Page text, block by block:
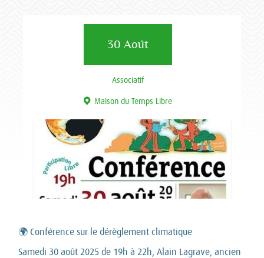
30 Août
Associatif
Maison du Temps Libre
🌍 Conférence sur le dérèglement climatique
Samedi 30 août 2025 de 19h à 22h, Alain Lagrave, ancien